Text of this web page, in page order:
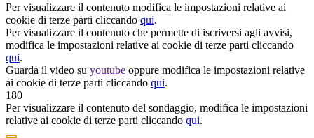
Per visualizzare il contenuto modifica le impostazioni relative ai
cookie di terze parti cliccando qui.
Per visualizzare il contenuto che permette di iscriversi agli avvisi,
modifica le impostazioni relative ai cookie di terze parti cliccando
qui.
Guarda il video su youtube oppure modifica le impostazioni relative
ai cookie di terze parti cliccando qui.
180
Per visualizzare il contenuto del sondaggio, modifica le impostazioni
relative ai cookie di terze parti cliccando qui.